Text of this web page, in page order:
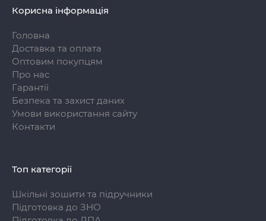
Корисна інформація
Головна
Доставка та оплата
Оптовим покупцям
Про нас
Гарантії
Безпека та захист даних
Умови використання сайту
Контакти
Топ категорії
Шкільні зошити та підручники
Підготовка до ЗНО